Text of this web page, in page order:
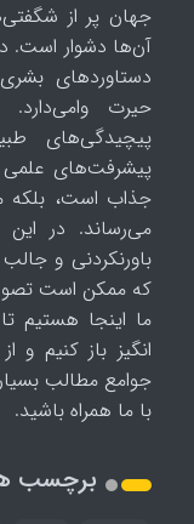
جهان پر از
آن‌ها دشوار است.
دستاوردهای
حیرت
پیچیدگی‌های
پیشرفت‌های علمی
جذاب است، بلکه
می‌رساند. در
باورنکردنی و
که ممکن است تصور
ما اینجا هستیم
انگیز باز کنیم
جوامع مطالب
با ما همراه باشید.
برچسب